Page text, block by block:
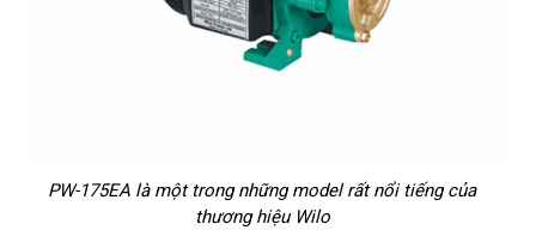
PW-175EA là một trong những model rất nổi tiếng của
thương hiệu Wilo